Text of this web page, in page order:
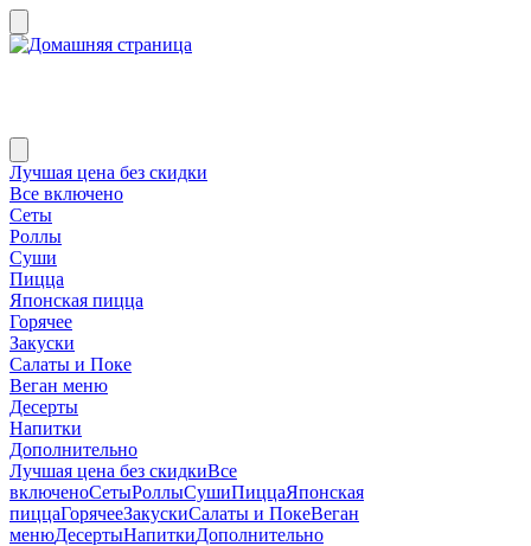
Лучшая цена без скидки
Все включено
Сеты
Роллы
Суши
Пицца
Японская пицца
Горячее
Закуски
Салаты и Поке
Веган меню
Десерты
Напитки
Дополнительно
Лучшая цена без скидкиВсе
включеноСетыРоллыСушиПиццаЯпонская
пиццаГорячееЗакускиСалаты и ПокеВеган
менюДесертыНапиткиДополнительно